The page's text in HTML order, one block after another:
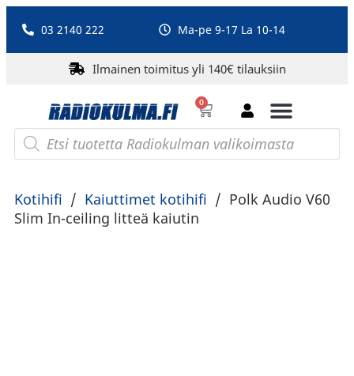
03 2140 222 Ma-pe 9-17 La 10-14
Ilmainen toimitus yli 140€ tilauksiin
0
Kotihifi / Kaiuttimet kotihifi / Polk Audio V60
Slim In-ceiling litteä kaiutin